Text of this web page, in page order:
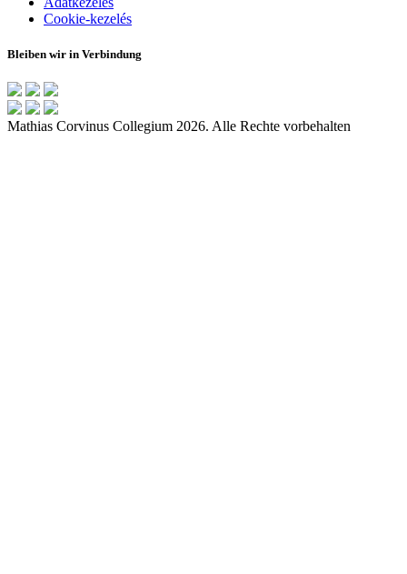
Cookie-kezelés
Bleiben wir in Verbindung
Mathias Corvinus Collegium 2026. Alle Rechte vorbehalten